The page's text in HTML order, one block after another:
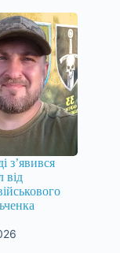
з’явився
від